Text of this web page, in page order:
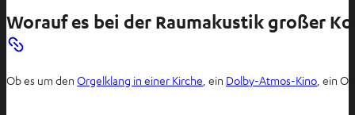
Worauf es bei der Raumakustik großer
Ob es um den Orgelklang in einer Kirche , ein Dolby-Atmos-Kino , ein